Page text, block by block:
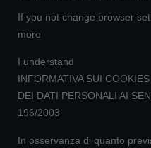
If you not change browser
more
I understand
INFORMATIVA SUI
DEI DATI PERSONALI AI
196/2003
In osservanza di quanto